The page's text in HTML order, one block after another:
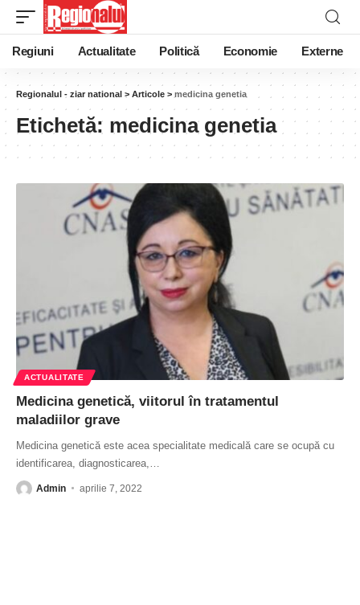
Regiuni Actualitate Politică Economie Externe
Regionalul - ziar national > Articole > medicina genetia
Etichetă: medicina genetia
ACTUALITATE
Medicina genetică, viitorul în tratamentul
maladiilor grave
Medicina genetică este acea specialitate medicală care se ocupă cu
identificarea, diagnosticarea,
Admin aprilie 7, 2022